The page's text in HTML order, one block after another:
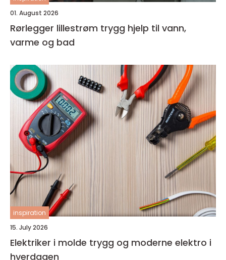
01. August 2026
Rørlegger lillestrøm trygg hjelp til vann,
varme og bad
inspiration
15. July 2026
Elektriker i molde trygg og moderne elektro i
hverdagen